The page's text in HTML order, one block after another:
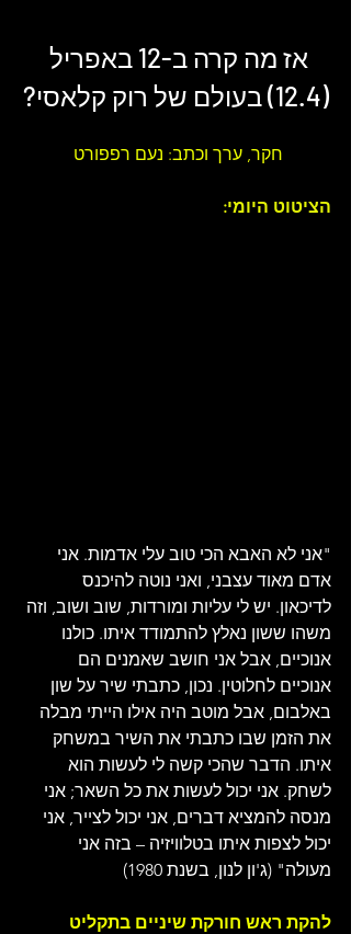
אז מה קרה ב-12 באפריל
(12.4) בעולם של
רוק קלאסי?
חקר, ערך וכתב: נעם רפפורט
הציטוט היומי:
"אני לא האבא הכי טוב עלי אדמות. אני
אדם מאוד עצבני, ואני נוטה להיכנס
לדיכאון. יש לי עליות ומורדות, שוב ושוב, וזה
משהו ששון נאלץ להתמודד איתו. כולנו
אנוכיים, אבל אני חושב שאמנים הם
אנוכיים לחלוטין. נכון, כתבתי שיר על שון
באלבום, אבל מוטב היה אילו הייתי מבלה
את הזמן שבו כתבתי את השיר במשחק
איתו. הדבר שהכי קשה לי לעשות הוא
לשחק. אני יכול לעשות את כל השאר; אני
מנסה להמציא דברים, אני יכול לצייר, אני
יכול לצפות איתו בטלוויזיה – בזה אני
מעולה" (ג'ון לנון, בשנת 1980)
להקת ראש חורקת שיניים בתקליט